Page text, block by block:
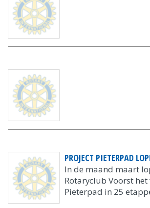
PROJECT PIETERPAD
In de maand maart
Rotaryclub Voorst
Pieterpad in 25